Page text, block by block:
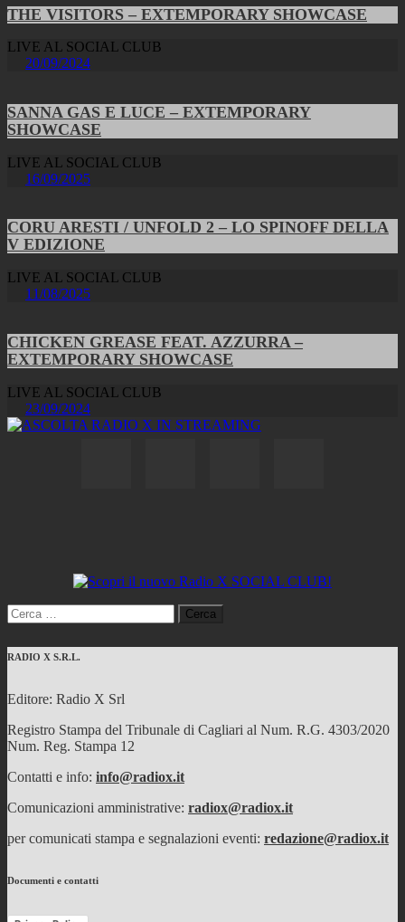
THE VISITORS – EXTEMPORARY SHOWCASE
LIVE AL SOCIAL CLUB
20/09/2024
SANNA GAS E LUCE – EXTEMPORARY
SHOWCASE
LIVE AL SOCIAL CLUB
16/09/2025
CORU ARESTI / UNFOLD 2 – LO SPINOFF DELLA
V EDIZIONE
LIVE AL SOCIAL CLUB
11/08/2025
CHICKEN GREASE FEAT. AZZURRA –
EXTEMPORARY SHOWCASE
LIVE AL SOCIAL CLUB
23/09/2024
Ricerca
per:
RADIO X S.R.L.
Editore: Radio X Srl
Registro Stampa del Tribunale di Cagliari al Num. R.G. 4303/2020
Num. Reg. Stampa 12
Contatti e info: info@radiox.it
Comunicazioni amministrative: radiox@radiox.it
per comunicati stampa e segnalazioni eventi: redazione@radiox.it
Documenti e contatti